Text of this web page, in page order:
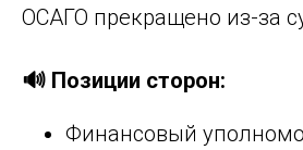
ОСАГО прекращено из-за
🔊 Позиции сторон:
Финансовый